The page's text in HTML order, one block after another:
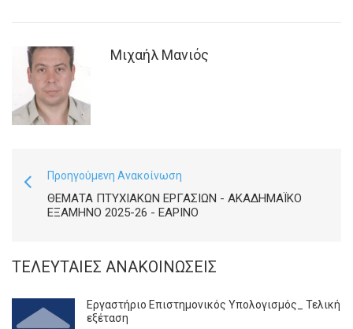
Μιχαήλ Μανιός
Προηγούμενη Ανακοίνωση
ΘΈΜΑΤΑ ΠΤΥΧΙΑΚΏΝ ΕΡΓΑΣΙΏΝ - ΑΚΑΔΗΜΑΪΚΌ
ΕΞΆΜΗΝΟ 2025-26 - ΕΑΡΙΝΌ
ΤΕΛΕΥΤΑΊΕΣ ΑΝΑΚΟΙΝΏΣΕΙΣ
Εργαστήριο Επιστημονικός Υπολογισμός_ Τελική
εξέταση